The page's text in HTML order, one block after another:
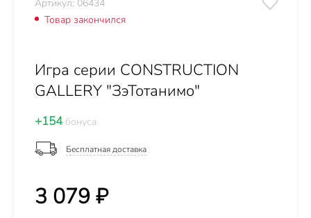
Артикул: 06434
Товар закончился
Игра серии CONSTRUCTION
GALLERY "ЗэТотанимо"
+154бонуса
Бесплатная доставка
3 079 ₽